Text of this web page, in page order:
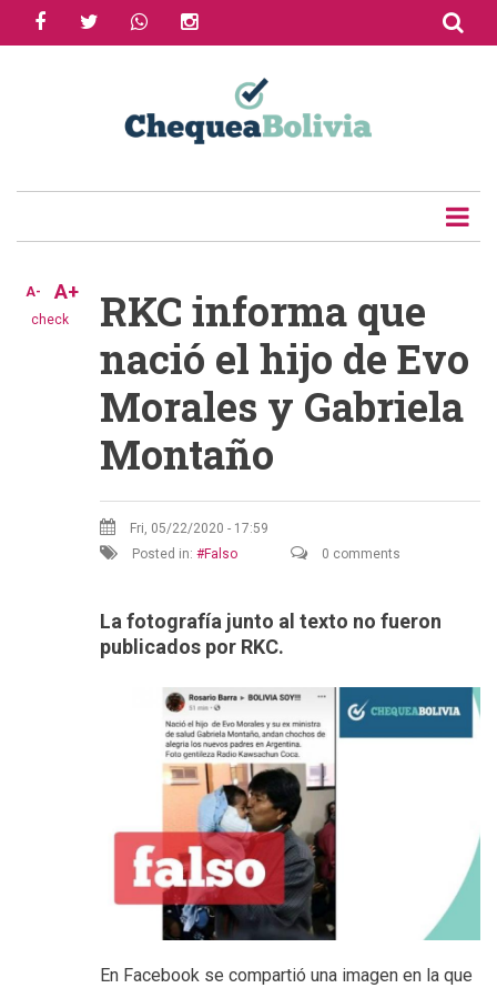
facebooktwitter whatsapp
check
A- A+
RKC informa que
nació el hijo de Evo
Morales y Gabriela
Montaño
Fri, 05/22/2020 - 17:59
Posted in:
Falso 0 comments
La fotografía junto al texto no fueron
publicados por RKC.
En Facebook se compartió una imagen en la que